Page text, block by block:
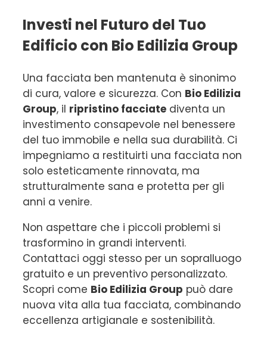
Investi nel Futuro del Tuo
Edificio con Bio Edilizia Group
Una facciata ben mantenuta è sinonimo
di cura, valore e sicurezza. Con Bio Edilizia
Group, il ripristino facciate diventa un
investimento consapevole nel benessere
del tuo immobile e nella sua durabilità. Ci
impegniamo a restituirti una facciata non
solo esteticamente rinnovata, ma
strutturalmente sana e protetta per gli
anni a venire.
Non aspettare che i piccoli problemi si
trasformino in grandi interventi.
Contattaci oggi stesso per un sopralluogo
gratuito e un preventivo personalizzato.
Scopri come Bio Edilizia Group può dare
nuova vita alla tua facciata, combinando
eccellenza artigianale e sostenibilità.